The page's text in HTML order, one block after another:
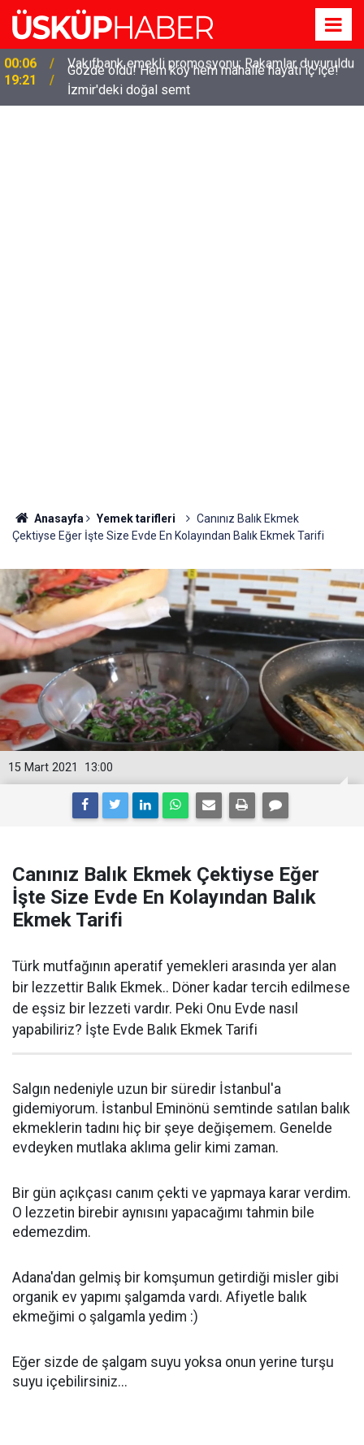
19:21
Gözde oldu! Hem köy hem mahalle hayatı iç içe!
İzmir'deki doğal semt
Anasayfa Yemek tarifleri
Canınız Balık Ekmek
Çektiyse Eğer İşte Size Evde En Kolayından Balık Ekmek Tarifi
13:00
15 Mart 2021
Canınız Balık Ekmek Çektiyse Eğer
İşte Size Evde En Kolayından Balık
Ekmek Tarifi
Türk mutfağının aperatif yemekleri arasında yer alan
bir lezzettir Balık Ekmek.. Döner kadar tercih edilmese
de eşsiz bir lezzeti vardır. Peki Onu Evde nasıl
yapabiliriz? İşte Evde Balık Ekmek Tarifi
Salgın nedeniyle uzun bir süredir İstanbul'a
gidemiyorum. İstanbul Eminönü semtinde satılan balık
ekmeklerin tadını hiç bir şeye değişemem. Genelde
evdeyken mutlaka aklıma gelir kimi zaman.
Bir gün açıkçası canım çekti ve yapmaya karar verdim.
O lezzetin birebir aynısını yapacağımı tahmin bile
edemezdim.
Adana'dan gelmiş bir komşumun getirdiği misler gibi
organik ev yapımı şalgamda vardı. Afiyetle balık
ekmeğimi o şalgamla yedim :)
Eğer sizde de şalgam suyu yoksa onun yerine turşu
suyu içebilirsiniz...